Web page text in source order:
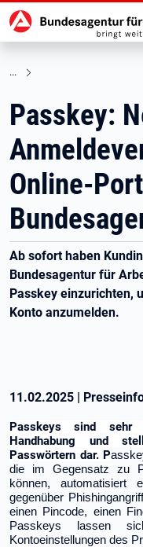
zu den Hauptinhalten
Passkey:
Online-
Ab sofort haben
Bundesagentur für
Passkey einzurichten,
Konto anzumelden.
11.02.2025 |
Passkeys sind
Handhabung und
Passwörtern dar. P
die im Gegensatz zu
können, automatisiert
gegenüber Phishing
einen Pincode, einen
Passkeys lassen
Kontoeinstellungen des